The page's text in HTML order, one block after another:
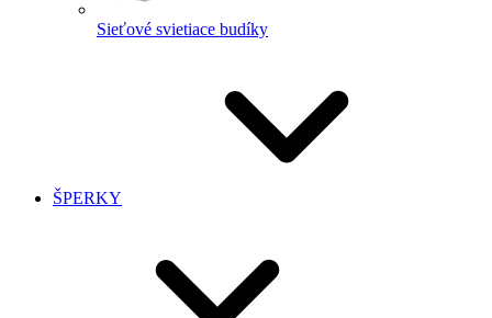
Sieťové svietiace budíky
ŠPERKY